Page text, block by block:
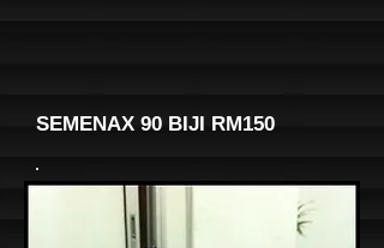
SEMENAX 90 BIJI RM150